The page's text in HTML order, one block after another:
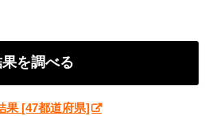
を調べる
果 [47都道府県]